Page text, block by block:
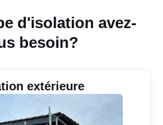
d'isolation avez-
besoin?
extérieure